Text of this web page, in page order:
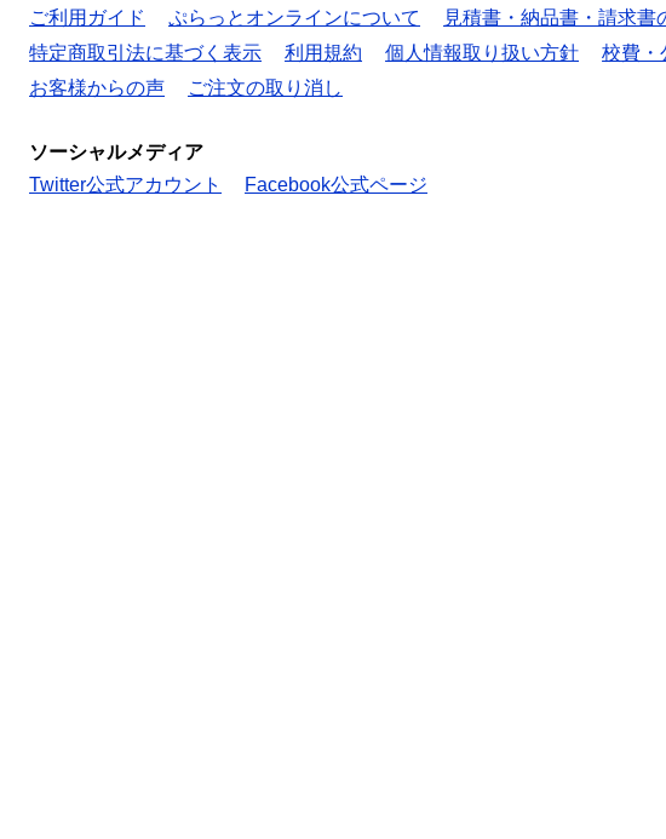
ご利用ガイド
ぷらっとオンラインについて 見積書・納品書・請求書
特定商取引法に基づく表示
利用規約 個人情報取り扱い方針 校費・
お客様からの声
ご注文の取り消し
ソーシャルメディア
Twitter公式アカウント
Facebook公式ページ